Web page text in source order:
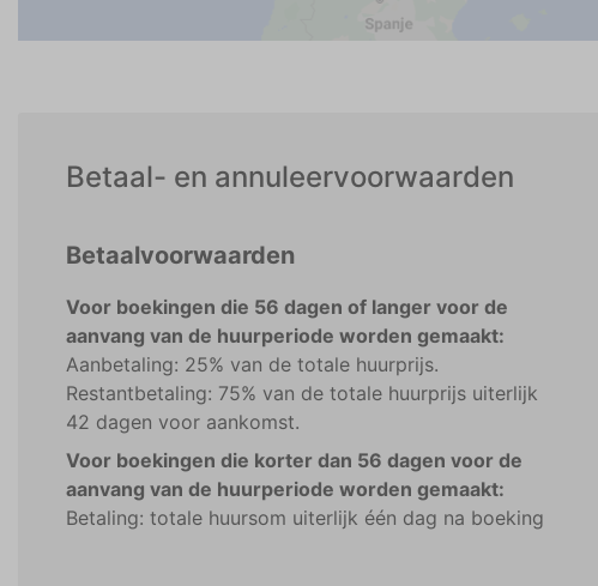
Betaal- en annuleervoorwaarden
Betaalvoorwaarden
Voor boekingen die 56 dagen of langer voor de
aanvang van de huurperiode worden gemaakt:
Aanbetaling: 25% van de totale huurprijs.
Restantbetaling: 75% van de totale huurprijs uiterlijk
42 dagen voor aankomst.
Voor boekingen die korter dan 56 dagen voor de
aanvang van de huurperiode worden gemaakt:
Betaling: totale huursom uiterlijk één dag na boeking